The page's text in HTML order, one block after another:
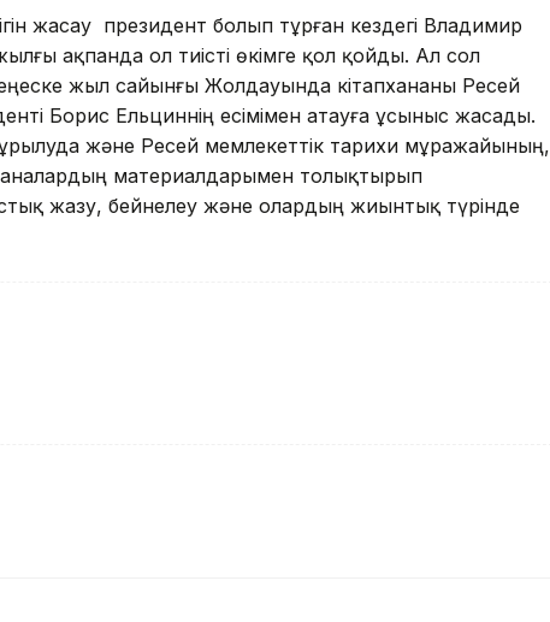
жасау президент болып тұрған кездегі Владимир
ақпанда ол тиісті өкімге қол қойды. Ал сол
жыл сайынғы Жолдауында кітапхананы Ресей
Борис Ельциннің есімімен атауға ұсыныс жасады.
және Ресей мемлекеттік тарихи мұражайының,
материалдарымен толықтырып
жазу, бейнелеу және олардың жиынтық түрінде